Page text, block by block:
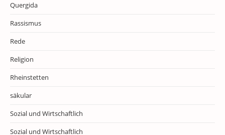
Quergida
Rassismus
Rede
Religion
Rheinstetten
säkular
Sozial und Wirtschaftlich
Sozial und Wirtschaftlich